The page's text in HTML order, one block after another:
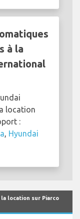
à la
location
:
Hyundai
location sur Piarco